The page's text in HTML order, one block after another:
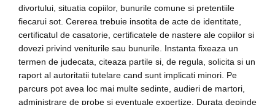
divortului, situatia copiilor, bunurile comune si pretentiile
fiecarui sot. Cererea trebuie insotita de acte de identitate,
certificatul de casatorie, certificatele de nastere ale copiilor si
dovezi privind veniturile sau bunurile. Instanta fixeaza un
termen de judecata, citeaza partile si, de regula, solicita si un
raport al autoritatii tutelare cand sunt implicati minori. Pe
parcurs pot avea loc mai multe sedinte, audieri de martori,
administrare de probe si eventuale expertize. Durata depinde